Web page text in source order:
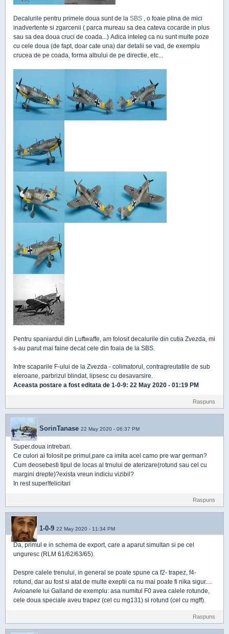
Decalurile pentru primele doua sunt de la SBS , o foaie plina de mici
inadvertente si zgarcenii ( parca mureau sa dea cateva cocarde in plus
sau sa dea doua cruci de coada...) Adica inteleg ca nu sunt multe poze
cu cele doua (de fapt, doar cate una) dar detalii se vad, de exemplu
crucea de pe coada, forma albului de pe directie, etc...
Pentru spaniardul din Luftwaffe, am folosit decalurile din cutia Zvezda, mi
s-au parut mai faine decat cele din foaia de la SBS.
Intre scaparile F-ului de la Zvezda - colimatorul, contragreutatile de sub
eleroane, parbrizul blindat, lipsesc cu desavarsire.
Aceasta postare a fost editata de 1-0-9: 22 May 2020 - 01:19 PM
Raspuns
SorinTanase 22 May 2020 - 06:37 PM
Super.doua intrebari.
Ce culori ai folosit pe primul,pare ca imita acel camo pre war german?
Cum deosebesti tipul de locas al trnului de aterizare(rotund sau cel cu
margini drepte)?exista vreun indiciu vizibil?
In rest super!felicitari
Raspuns
1-0-9 22 May 2020 - 11:34 PM
Da, primul e in schema de export, care a aparut simultan si pe cel
unguresc (RLM 61/62/63/65).
Despre calele trenului, in general se poate spune ca f2- trapez, f4-
rotund, dar au fost si atat de multe exeptii ca nu mai poate fi nika sigur....
Avioanele lui Galland de exemplu: asa numitul F0 avea calele rotunde,
cele doua speciale aveu trapez (cel cu mg131) si rotund (cel cu mgff).
Raspuns